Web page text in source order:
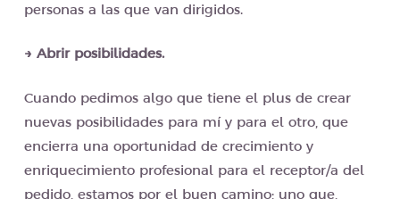
personas a las que van dirigidos.
→ Abrir posibilidades.
Cuando pedimos algo que tiene el plus de crear
nuevas posibilidades para mí y para el otro, que
encierra una oportunidad de crecimiento y
enriquecimiento profesional para el receptor/a del
pedido, estamos por el buen camino; uno que,